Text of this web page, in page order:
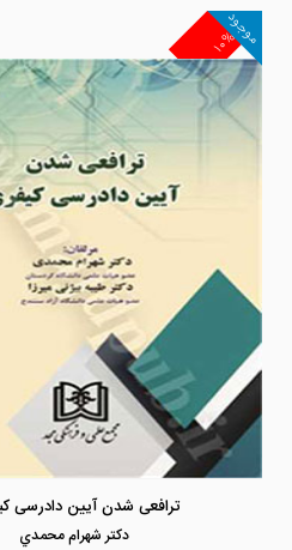
۱۰%
موجود
ترافعی شدن آیین دادرسی
دكتر شهرام محمدي